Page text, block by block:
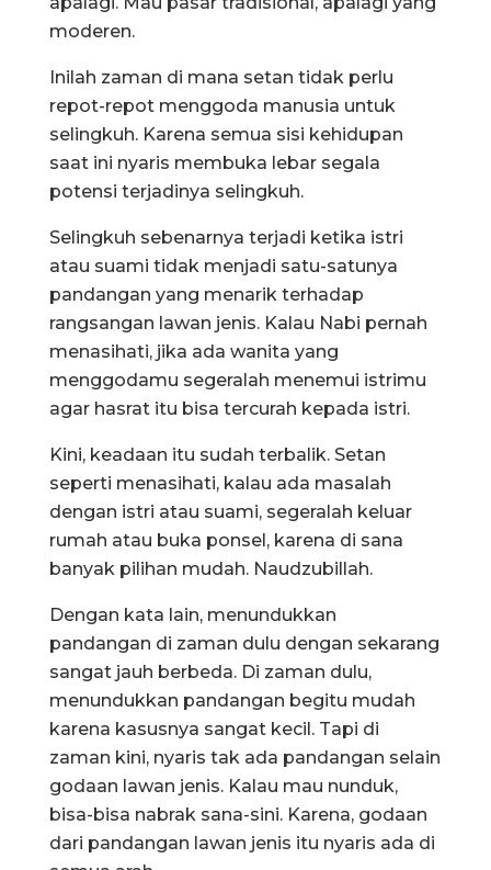
moderen.
Inilah zaman di mana setan tidak perlu
repot-repot menggoda manusia untuk
selingkuh. Karena semua sisi kehidupan
saat ini nyaris membuka lebar segala
potensi terjadinya selingkuh.
Selingkuh sebenarnya terjadi ketika istri
atau suami tidak menjadi satu-satunya
pandangan yang menarik terhadap
rangsangan lawan jenis. Kalau Nabi pernah
menasihati, jika ada wanita yang
menggodamu segeralah menemui istrimu
agar hasrat itu bisa tercurah kepada istri.
Kini, keadaan itu sudah terbalik. Setan
seperti menasihati, kalau ada masalah
dengan istri atau suami, segeralah keluar
rumah atau buka ponsel, karena di sana
banyak pilihan mudah. Naudzubillah.
Dengan kata lain, menundukkan
pandangan di zaman dulu dengan sekarang
sangat jauh berbeda. Di zaman dulu,
menundukkan pandangan begitu mudah
karena kasusnya sangat kecil. Tapi di
zaman kini, nyaris tak ada pandangan selain
godaan lawan jenis. Kalau mau nunduk,
bisa-bisa nabrak sana-sini. Karena, godaan
dari pandangan lawan jenis itu nyaris ada di